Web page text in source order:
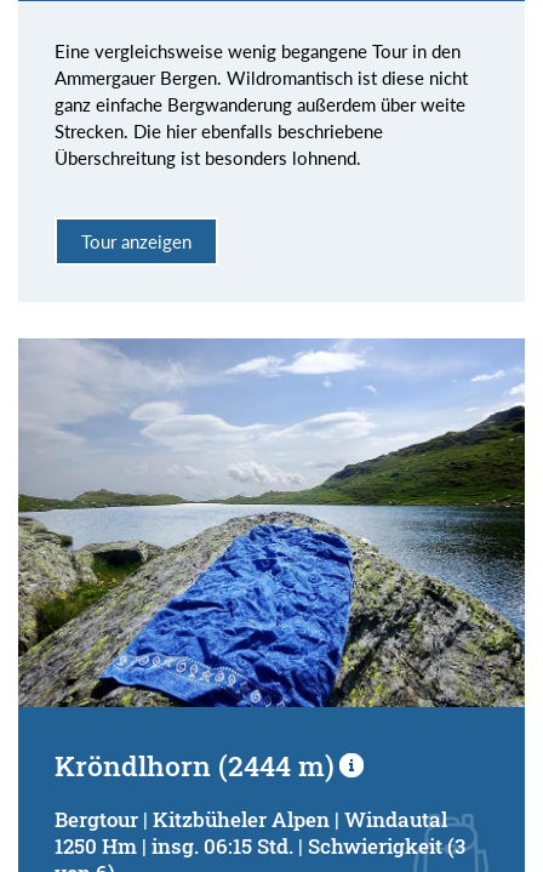
Eine vergleichsweise wenig begangene Tour in den
Ammergauer Bergen. Wildromantisch ist diese nicht
ganz einfache Bergwanderung außerdem über weite
Strecken. Die hier ebenfalls beschriebene
Überschreitung ist besonders lohnend.
Tour anzeigen
Kröndlhorn (2444 m)
Bergtour | Kitzbüheler Alpen | Windautal
1250 Hm | insg. 06:15 Std. | Schwierigkeit (3